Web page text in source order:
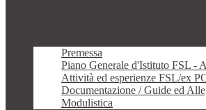
Premessa
Piano Generale d'Istituto FSL -
Attività ed esperienze FSL/ex
Documentazione / Guide ed
Modulistica